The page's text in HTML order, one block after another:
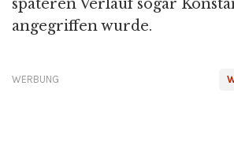
späteren Verlauf sogar
angegriffen wurde.
WERBUNG